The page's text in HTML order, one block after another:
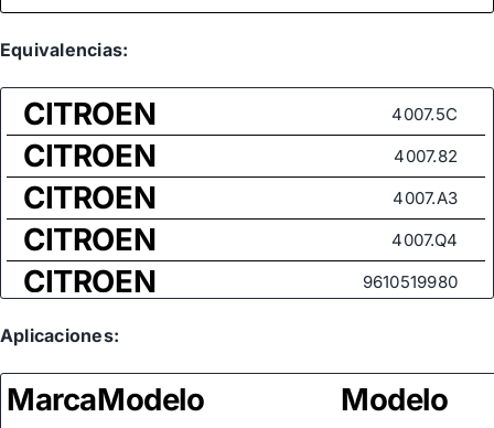
Equivalencias:
CITROEN 4007.5C
CITROEN 4007.82
CITROEN 4007.A3
CITROEN 4007.Q4
CITROEN 9610519980
PSA
PSA
PSA 4007.A3
Aplicaciones:
MarcaModelo Modelo